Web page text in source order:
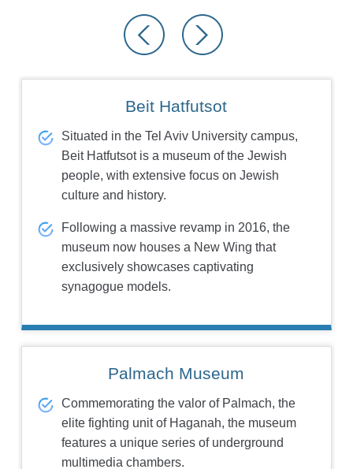
Beit Hatfutsot
Situated in the Tel Aviv University campus,
Beit Hatfutsot is a museum of the Jewish
people, with extensive focus on Jewish
culture and history.
Following a massive revamp in 2016, the
museum now houses a New Wing that
exclusively showcases captivating
synagogue models.
Palmach Museum
Commemorating the valor of Palmach, the
elite fighting unit of Haganah, the museum
features a unique series of underground
multimedia chambers.